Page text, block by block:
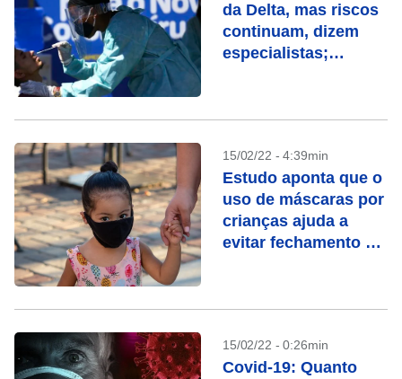
da Delta, mas riscos
continuam, dizem
especialistas;
15/02/22 - 4:39min
Estudo aponta que o
uso de máscaras por
crianças ajuda a
evitar fechamento de
15/02/22 - 0:26min
Covid-19: Quanto